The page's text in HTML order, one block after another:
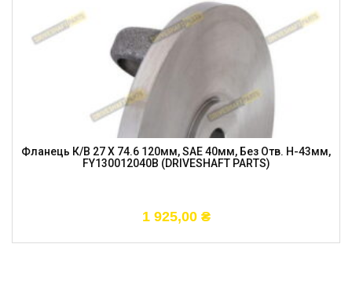
Фланець К/в 27 X 74.6 120мм, SAE 40мм, Без Отв. H-43мм,
FY130012040B (DRIVESHAFT PARTS)
1 925,00 ₴